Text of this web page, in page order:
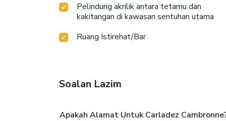
Pelindung akrilik antara tetamu dan
kakitangan di kawasan sentuhan utama
Ruang Istirehat/Bar
Soalan Lazim
Apakah Alamat Untuk Carladez